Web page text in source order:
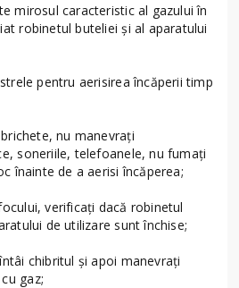
mirosul caracteristic al gazului în
robinetul buteliei şi al aparatului
pentru aerisirea încăperii timp
nu manevrați
soneriile, telefoanele, nu fumați
înainte de a aerisi încăperea;
verificați dacă robinetul
de utilizare sunt închise;
chibritul și apoi manevrați
gaz;